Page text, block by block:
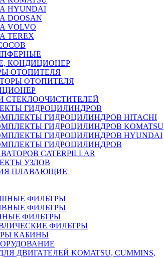
HYUNDAI
DOOSAN
VOLVO
TEREX
КОНДИЦИОНЕР
ОТОПИТЕЛЯ
ОТОПИТЕЛЯ
СТЕКЛООЧИСТИТЕЛЕЙ
ГИДРОЦИЛИНДРОВ
ГИДРОЦИЛИНДРОВ HITACHI
ГИДРОЦИЛИНДРОВ KOMATSU
ГИДРОЦИЛИНДРОВ HYUNDAI
ГИДРОЦИЛИНДРОВ
CATERPILLAR
УЗЛОВ
ПЛАВАЮЩИЕ
ФИЛЬТРЫ
ФИЛЬТРЫ
ФИЛЬТРЫ
ФИЛЬТРЫ
КАБИНЫ
ДВИГАТЕЛЕЙ KOMATSU, CUMMINS,